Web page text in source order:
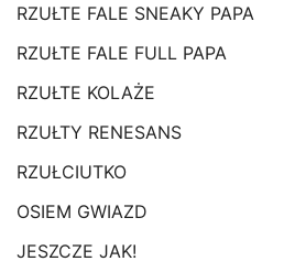
RZUŁTE FALE SNEAKY PAPA
RZUŁTE FALE FULL PAPA
RZUŁTE KOLAŻE
RZUŁTY RENESANS
RZUŁCIUTKO
OSIEM GWIAZD
JESZCZE JAK!